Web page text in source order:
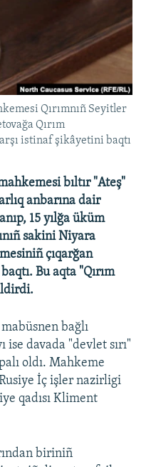
Qırımnıñ Seyitler
Qırım
istinaf şikâyetini baqtı
bıltır "Ateş"
anbarına dair
15 yılğa üküm
sakini Niyara
çıqarğan
Bu aqta "Qırım
bağlı
davada "devlet sırı"
oldı. Mahkeme
İç işler nazirligi
qadısı Kliment
biriniñ